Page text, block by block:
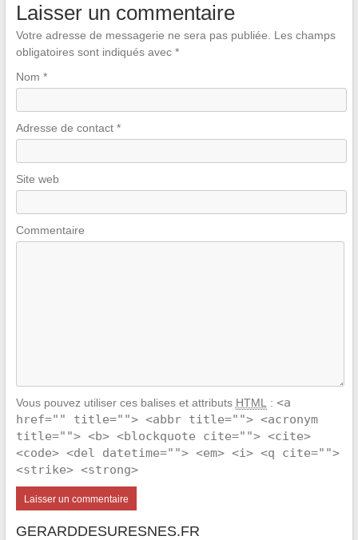
Laisser un commentaire
Votre adresse de messagerie ne sera pas publiée.
Les champs
obligatoires sont indiqués avec *
Nom *
Adresse de contact *
Site web
Commentaire
Vous pouvez utiliser ces balises et attributs HTML : <a
href="" title=""> <abbr title=""> <acronym
title=""> <b> <blockquote cite=""> <cite>
<code> <del datetime=""> <em> <i> <q cite="">
<strike> <strong>
GERARDDESURESNES.FR